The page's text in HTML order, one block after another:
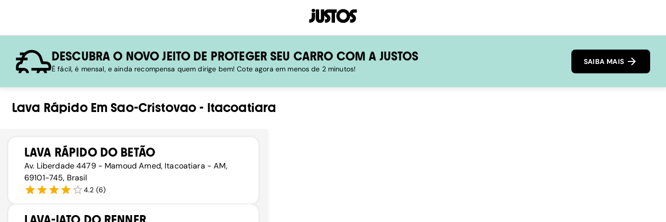
DESCUBRA O NOVO JEITO DE PROTEGER SEU CARRO COM A JUSTOS
É fácil, é mensal, e ainda recompensa quem dirige bem! Cote agora em menos de 2 minutos!
SAIBA MAIS
Lava RápidoEm Sao-Cristovao - Itacoatiara
LAVA RÁPIDO DO BETÃO
Av. Liberdade 4479 - Mamoud Amed, Itacoatiara - AM,
69101-745, Brasil
4.2 (6)